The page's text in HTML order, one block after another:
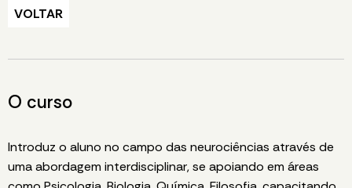
VOLTAR
O curso
Introduz o aluno no campo das neurociências através de
uma abordagem interdisciplinar, se apoiando em áreas